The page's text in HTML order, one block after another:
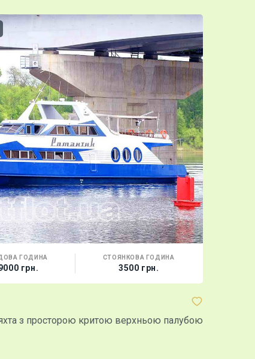
ГОДИНА
грн.
СТОЯНКОВА ГОДИНА
3500 грн.
з просторою критою верхньою палубою